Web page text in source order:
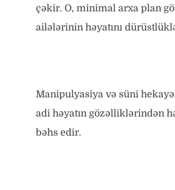
çəkir. O, minimal arxa plan
ailələrinin həyatını
Manipulyasiya və süni
adi həyatın gözəlliklərindən
bəhs edir.